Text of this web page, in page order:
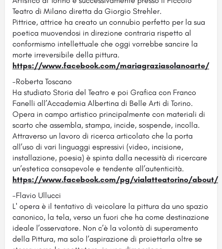
Teatro di Milano diretta da Giorgio Strehler.
Pittrice, attrice ha creato un connubio perfetto per la sua
poetica muovendosi in direzione contraria rispetto al
conformismo intellettuale che oggi vorrebbe sancire la
morte irreversibile della pittura.
https://www.facebook.com/mariagraziasolanoarte/
-Roberta Toscano
Ha studiato Storia del Teatro e poi Grafica con Franco
Fanelli all’Accademia Albertina di Belle Arti di Torino.
Opera in campo artistico principalmente con materiali di
scarto che assembla, stampa, incide, sospende, incolla.
Attraverso un lavoro di ricerca articolato che la porta
all’uso di vari linguaggi espressivi (video, incisione,
installazione, poesia) è spinta dalla necessità di ricercare
un’estetica consapevole e tendente all’autenticità.
https://www.facebook.com/pg/vialatteatorino/about/
-Flavio Ullucci
L' opera è il tentativo di veicolare la pittura da uno spazio
canonico, la tela, verso un fuori che ha come destinazione
ideale l’osservatore. Non c’è la volontà di superamento
della Pittura, ma solo l’aspirazione di proiettarla oltre se